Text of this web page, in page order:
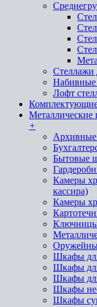
Стеллажи
Набивные
Лофт
+
Бытовые
Камеры
кассира)
Камеры
Ключницы
Шкафы
Шкафы
Шкафы
Шкафы
Шкафы